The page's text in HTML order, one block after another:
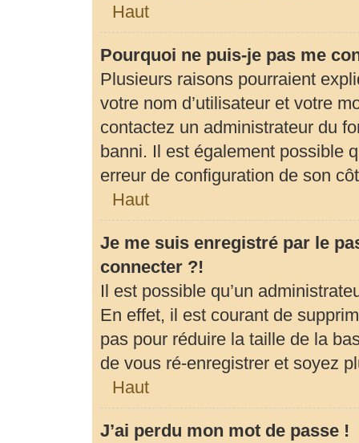
Haut
Pourquoi ne puis-je pas me
Plusieurs raisons pourraient
votre nom d’utilisateur et votre
contactez un administrateur du
banni. Il est également possible
erreur de configuration de son
Haut
Je me suis enregistré par le
connecter ?!
Il est possible qu’un
En effet, il est courant de
pas pour réduire la taille de la
de vous ré-enregistrer et soyez
Haut
J’ai perdu mon mot de passe !